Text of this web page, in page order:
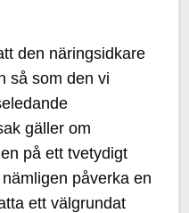
den näringsidkare
så som den vi
gäller om
på ett tvetydigt
påverka en
ett välgrundat